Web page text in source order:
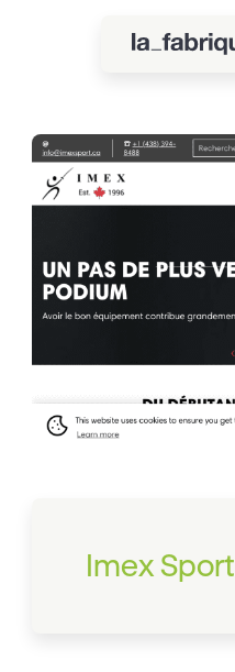
Imex Sport